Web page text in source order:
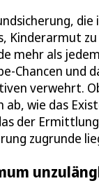
die
Kinderarmut
mehr als
Chancen und
verwehrt.
ab, wie das
der
zugrunde